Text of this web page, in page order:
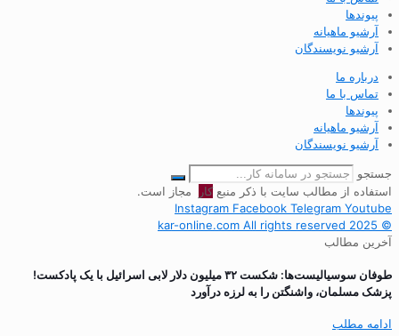
پیوندها
آرشیو ماهیانه
آرشیو نویسندگان
درباره ما
تماس با ما
پیوندها
آرشیو ماهیانه
آرشیو نویسندگان
جستجو
استفاده از مطالب سایت با ذکر منبعکار
مجاز است.
Instagram Facebook Telegram Youtube
© 2025 kar-online.com All rights reserved
آخرین مطالب
طوفان سوسیالیست‌ها: شکست ۳۲ میلیون دلار لابی اسرائیل با یک پادکست!
پزشک مسلمان، واشنگتن را به لرزه درآورد
ادامه مطلب